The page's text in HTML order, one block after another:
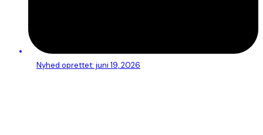
Nyhed oprettet: juni 19, 2026